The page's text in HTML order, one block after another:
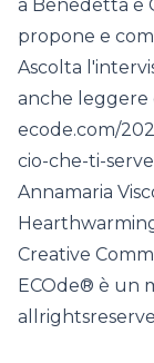
a Benedetta e
propone e
Ascolta
anche leggere
ecode.com/
cio-che-ti-
Annamaria
Creative
ECOde® è un